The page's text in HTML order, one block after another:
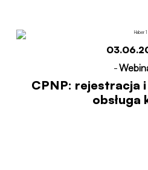
-
CPNP: rejestracja
obsługa